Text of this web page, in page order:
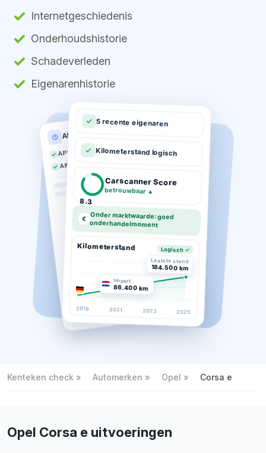
Internetgeschiedenis
Onderhoudshistorie
Schadeverleden
Eigenarenhistorie
APK historie
APK geldig tot 03-2026
Altijd op tijd gekeurd
5 recente eigenaren
Kilometerstand logisch
8.3
Carscanner Score
betrouwbaar ▲
€ Onder marktwaarde: goed
onderhandelmoment
Kilometerstand Logisch ✓
Laatste stand
184.500 km
Import
86.400 km
2019 2021 2023 2025
Kenteken check Automerken Opel Corsa e
Opel Corsa e uitvoeringen